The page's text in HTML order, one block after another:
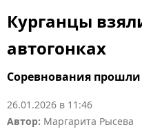
Курганцы
автогонках
Соревнования
26.01.2026 в 11:46
Автор: Маргарита Рысева